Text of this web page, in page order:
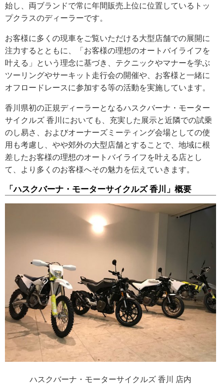
始し、両ブランドで常に年間販売上位に位置しているトッ
プクラスのディーラーです。
お客様に多くの現車をご覧いただける大型店舗での展開に
注力するとともに、「お客様の理想のオートバイライフを
叶える」という理念に基づき、テクニックやマナーを学ぶ
ツーリングやサーキット走行会の開催や、お客様と一緒に
オフロードレースに参加する等の活動を実施しています。
香川県初の正規ディーラーとなるハスクバーナ・モーター
サイクルズ 香川においても、充実した展示と近隣での試乗
のし易さ、およびオーナーズミーティング会場としての使
用も考慮し、やや郊外の大型店舗とすることで、地域に根
差したお客様の理想のオートバイライフを叶える店とし
て、より多くのお客様へその魅力を伝えていきます。
「ハスクバーナ・モーターサイクルズ 香川」概要
ハスクバーナ・モーターサイクルズ 香川 店内